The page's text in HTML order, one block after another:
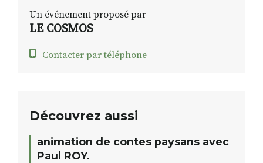
Un événement proposé par
LE COSMOS
Contacter par téléphone
Découvrez aussi
animation de contes paysans avec
Paul ROY.